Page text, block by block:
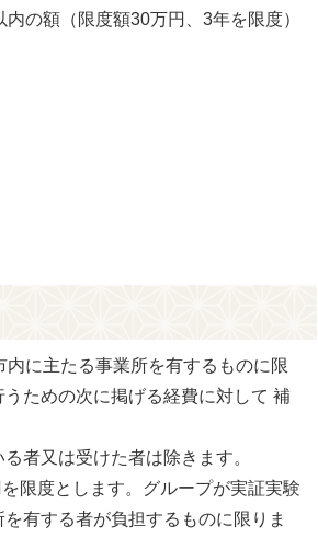
の額（限度額30万円、3年を限度）
に主たる事業所を有するものに限
ための次に掲げる経費に対して 補
者又は受けた者は除きます。
限度とします。グループが実証実験
有する者が負担するものに限りま